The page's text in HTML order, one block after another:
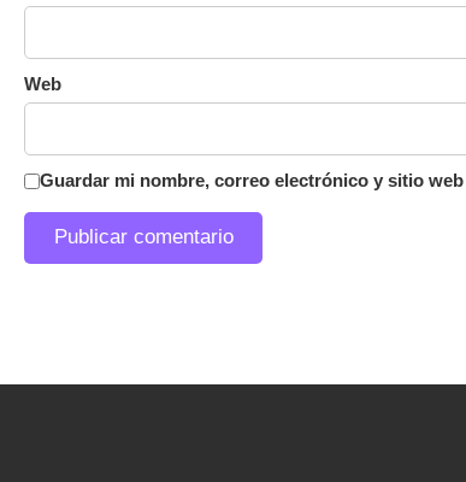
Web
Guardar mi nombre, correo electrónico y sitio